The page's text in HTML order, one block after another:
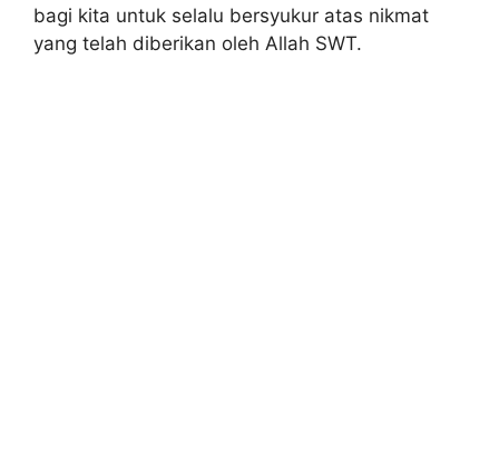
bagi kita untuk selalu bersyukur atas nikmat
yang telah diberikan oleh Allah SWT.